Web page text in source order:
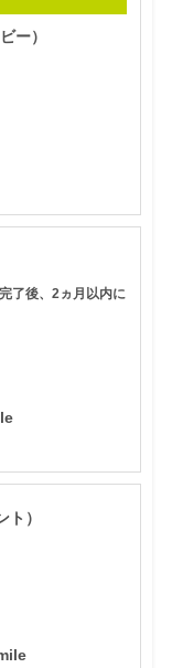
ー）
了後、2ヵ月以内に
）